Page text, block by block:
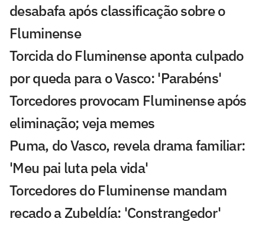
desabafa após classificação sobre o
Fluminense
Torcida do Fluminense aponta culpado
por queda para o Vasco: 'Parabéns'
Torcedores provocam Fluminense após
eliminação; veja memes
Puma, do Vasco, revela drama familiar:
'Meu pai luta pela vida'
Torcedores do Fluminense mandam
recado a Zubeldía: 'Constrangedor'